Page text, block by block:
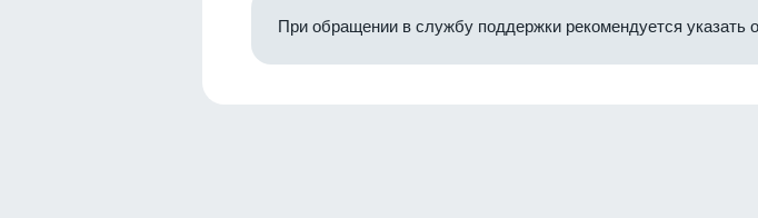
При обращении в службу поддержки рекомендуется